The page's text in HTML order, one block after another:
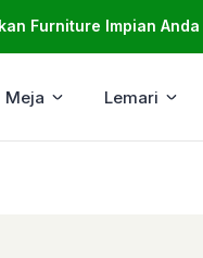
Furniture Impian Anda
Meja Lemari